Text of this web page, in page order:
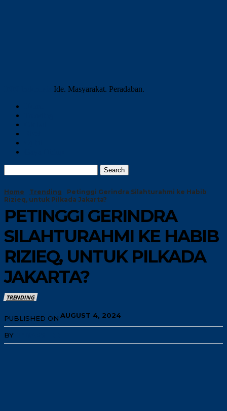
Ide. Masyarakat. Peradaban.
Home Trending
Petinggi Gerindra Silahturahmi ke Habib
Rizieq, untuk Pilkada Jakarta?
PETINGGI GERINDRA
SILAHTURAHMI KE HABIB
RIZIEQ, UNTUK PILKADA
JAKARTA?
TRENDING
PUBLISHED ON AUGUST 4, 2024
BY